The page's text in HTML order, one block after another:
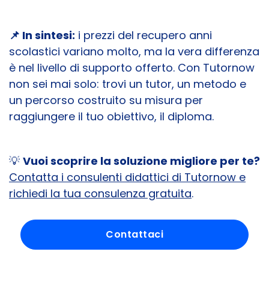
📌 In sintesi: i prezzi del recupero anni
scolastici variano molto, ma la vera differenza
è nel livello di supporto offerto. Con Tutornow
non sei mai solo: trovi un tutor, un metodo e
un percorso costruito su misura per
raggiungere il tuo obiettivo, il diploma.
💡 Vuoi scoprire la soluzione migliore per te?
Contatta i consulenti didattici di Tutornow e
richiedi la tua consulenza gratuita.
Contattaci